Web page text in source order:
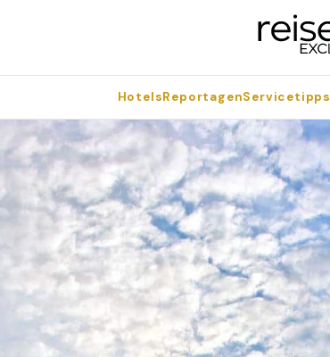
HotelsReportagenServicetipps